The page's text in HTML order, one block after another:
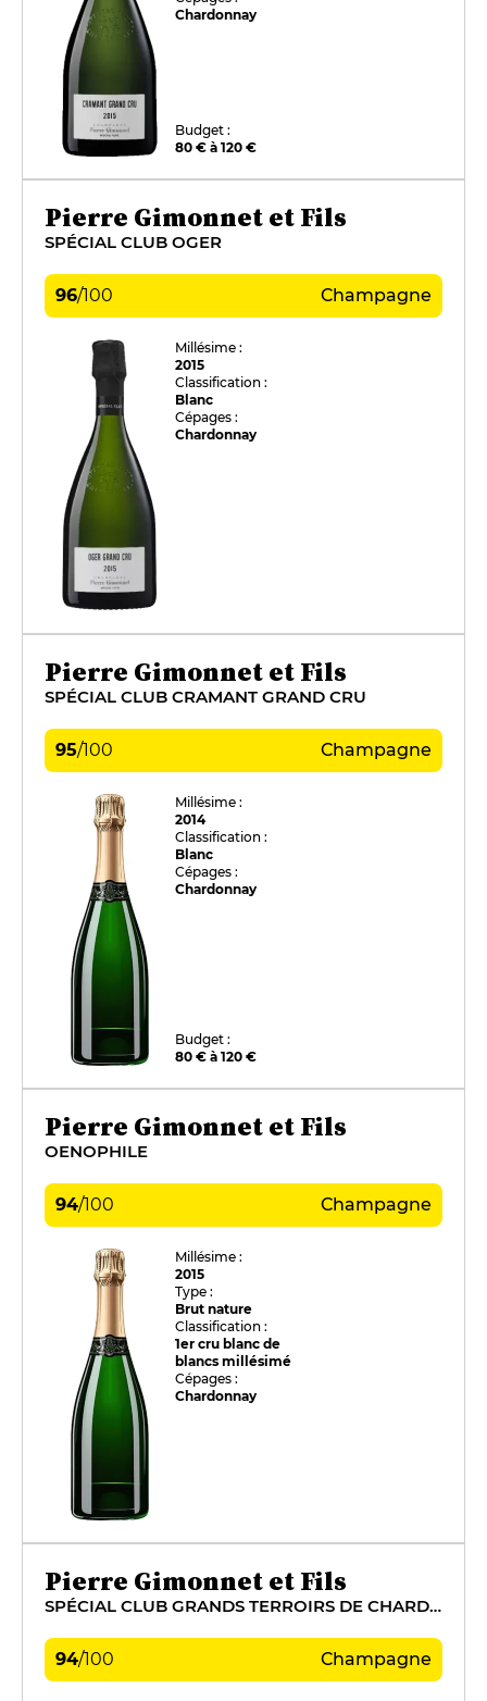
Chardonnay
Budget :
80 € à 120 €
Pierre Gimonnet et Fils
SPÉCIAL CLUB OGER
96/100 Champagne
Millésime :
2015
Classification :
Blanc
Cépages :
Chardonnay
Pierre Gimonnet et Fils
SPÉCIAL CLUB CRAMANT GRAND CRU
95/100 Champagne
Millésime :
2014
Classification :
Blanc
Cépages :
Chardonnay
Budget :
80 € à 120 €
Pierre Gimonnet et Fils
OENOPHILE
94/100 Champagne
Millésime :
2015
Type :
Brut nature
Classification :
1er cru blanc de
blancs millésimé
Cépages :
Chardonnay
Pierre Gimonnet et Fils
SPÉCIAL CLUB GRANDS TERROIRS DE CHARDONNAY
94/100 Champagne